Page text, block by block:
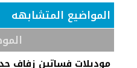
المواضيع المتشابهه
موديلات فساتين زفاف